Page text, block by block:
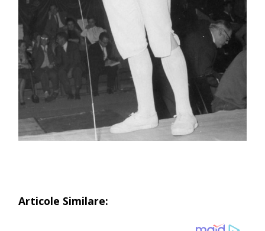
Articole Similare: